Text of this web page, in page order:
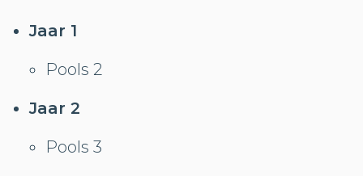
Jaar 1
Pools 2
Jaar 2
Pools 3